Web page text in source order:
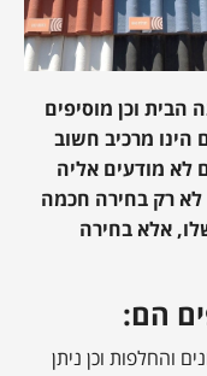
הבית וכן מוסיפים
הינו מרכיב חשוב
לא מודעים אליה
לא רק בחירה חכמה
אלא בחירה
הם:
והחלפות וכן ניתן